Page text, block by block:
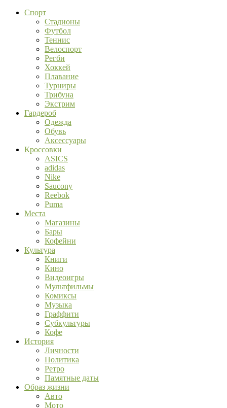
Спорт
Стадионы
Футбол
Теннис
Велоспорт
Регби
Хоккей
Плавание
Турниры
Трибуна
Экстрим
Гардероб
Одежда
Обувь
Аксессуары
Кроссовки
ASICS
adidas
Nike
Saucony
Reebok
Puma
Места
Магазины
Бары
Кофейни
Культура
Книги
Кино
Видеоигры
Мультфильмы
Комиксы
Музыка
Граффити
Субкультуры
Кофе
История
Личности
Политика
Ретро
Памятные даты
Образ жизни
Авто
Мото